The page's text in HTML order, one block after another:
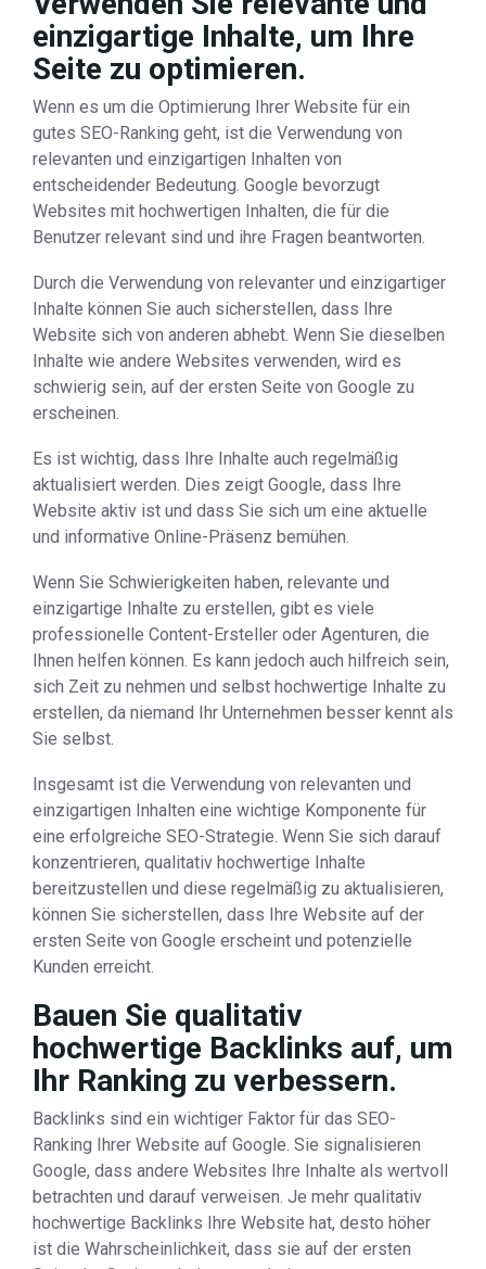
einzigartige Inhalte, um Ihre
Seite zu optimieren.
Wenn es um die Optimierung Ihrer Website für ein
gutes SEO-Ranking geht, ist die Verwendung von
relevanten und einzigartigen Inhalten von
entscheidender Bedeutung. Google bevorzugt
Websites mit hochwertigen Inhalten, die für die
Benutzer relevant sind und ihre Fragen beantworten.
Durch die Verwendung von relevanter und einzigartiger
Inhalte können Sie auch sicherstellen, dass Ihre
Website sich von anderen abhebt. Wenn Sie dieselben
Inhalte wie andere Websites verwenden, wird es
schwierig sein, auf der ersten Seite von Google zu
erscheinen.
Es ist wichtig, dass Ihre Inhalte auch regelmäßig
aktualisiert werden. Dies zeigt Google, dass Ihre
Website aktiv ist und dass Sie sich um eine aktuelle
und informative Online-Präsenz bemühen.
Wenn Sie Schwierigkeiten haben, relevante und
einzigartige Inhalte zu erstellen, gibt es viele
professionelle Content-Ersteller oder Agenturen, die
Ihnen helfen können. Es kann jedoch auch hilfreich sein,
sich Zeit zu nehmen und selbst hochwertige Inhalte zu
erstellen, da niemand Ihr Unternehmen besser kennt als
Sie selbst.
Insgesamt ist die Verwendung von relevanten und
einzigartigen Inhalten eine wichtige Komponente für
eine erfolgreiche SEO-Strategie. Wenn Sie sich darauf
konzentrieren, qualitativ hochwertige Inhalte
bereitzustellen und diese regelmäßig zu aktualisieren,
können Sie sicherstellen, dass Ihre Website auf der
ersten Seite von Google erscheint und potenzielle
Kunden erreicht.
Bauen Sie qualitativ
hochwertige Backlinks auf, um
Ihr Ranking zu verbessern.
Backlinks sind ein wichtiger Faktor für das SEO-
Ranking Ihrer Website auf Google. Sie signalisieren
Google, dass andere Websites Ihre Inhalte als wertvoll
betrachten und darauf verweisen. Je mehr qualitativ
hochwertige Backlinks Ihre Website hat, desto höher
ist die Wahrscheinlichkeit, dass sie auf der ersten